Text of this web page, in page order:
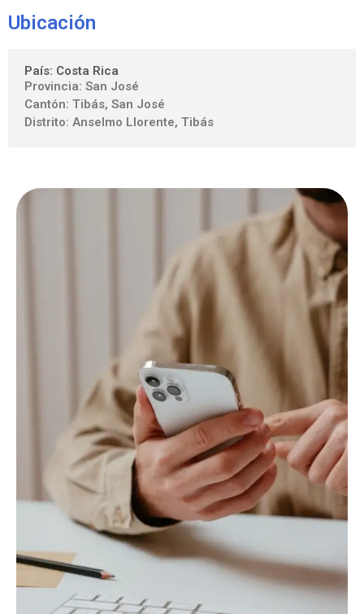
Ubicación
País: Costa Rica
Provincia: San José
Cantón: Tibás, San José
Distrito: Anselmo Llorente, Tibás